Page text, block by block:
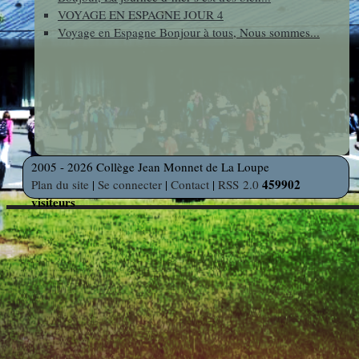
photos
Web
Découverte
des
Métiers
Découverte
Professionnelle
Education
Musicale
Des Arts
Voyages
et Sorties
indépendants
VOYAGE EN ESPAGNE JOUR 4
Voyage en Espagne Bonjour à tous, Nous sommes...
2005 - 2026 Collège Jean Monnet de La Loupe
Plan du site | Se connecter | Contact | RSS 2.0 459902
visiteurs